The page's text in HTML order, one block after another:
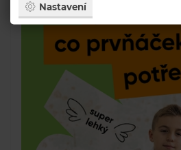
Nastavení